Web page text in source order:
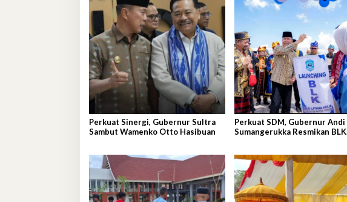
Perkuat Sinergi, Gubernur Sultra
Sambut Wamenko Otto Hasibuan
Perkuat SDM, Gubernur Andi
Sumangerukka Resmikan BLK